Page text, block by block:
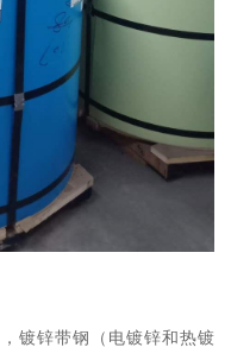
镀锌带钢（电镀锌和热镀